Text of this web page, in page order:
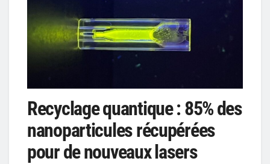
Recyclage quantique : 85% des
nanoparticules récupérées
pour de nouveaux lasers